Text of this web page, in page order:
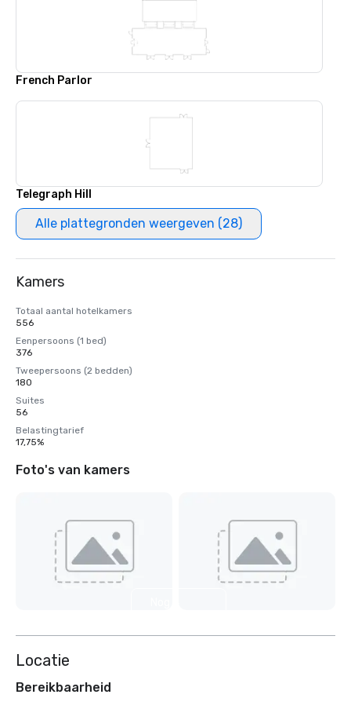
French Parlor
Telegraph Hill
Alle plattegronden weergeven (28)
Kamers
Totaal aantal hotelkamers
556
Eenpersoons (1 bed)
376
Tweepersoons (2 bedden)
180
Suites
56
Belastingtarief
17,75%
Foto's van kamers
Locatie
Bereikbaarheid